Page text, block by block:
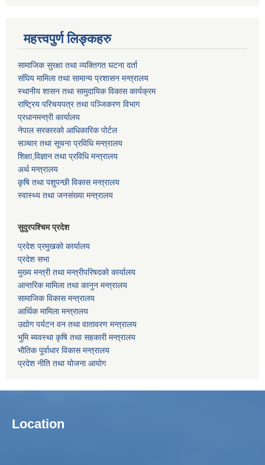
महत्त्वपुर्ण लिङ्कहरु
सामाजिक सुरक्षा तथा व्यक्तिगत घटना दर्ता
संघिय मामिला तथा सामान्य प्रशासन मन्त्रालय
स्थानीय शासन तथा सामुदायिक विकास कार्यक्रम
राष्ट्रिय परिचयपत्र तथा पञ्जिकरण विभाग
प्रधानमन्त्री कार्यालय
नेपाल सरकारको आधिकारिक पोर्टल
सञ्‍चार तथा सूचना प्रविधि मन्त्रालय
शिक्षा,विज्ञान तथा प्रविधि मन्त्रालय
अर्थ मन्त्रालय
कृषि तथा पशुपन्छी विकास मन्त्रालय
स्वास्थ्य तथा जनसंख्या मन्त्रालय
सुदुरपश्चिम प्रदेश
प्रदेश प्रमुखको कार्यालय
प्रदेश सभा
मुख्य मन्त्री तथा मन्त्रीपरिषदको कार्यालय
आन्तरिक मामिला तथा कानुन मन्त्रालय
सामाजिक विकास मन्त्रालय
आर्थिक मामिला मन्त्रालय
उद्याेग पर्यटन वन तथा वातावरण मन्त्रालय
भुमि ब्यवस्था कृषि तथा सहकारी मन्त्रालय
भाैतिक पूर्वाधार विकास मन्त्रालय
प्रदेश नीति तथा योजना आयोग
Location